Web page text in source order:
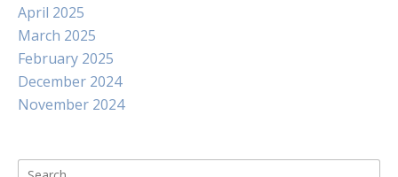
April 2025
March 2025
February 2025
December 2024
November 2024
Search